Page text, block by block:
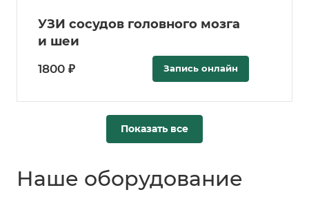
УЗИ сосудов головного мозга
и шеи
1800 ₽ Запись онлайн
Показать все
Наше оборудование